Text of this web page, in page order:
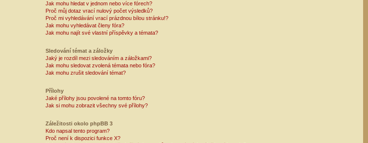
Jak mohu hledat v jednom nebo více fórech?
Proč můj dotaz vrací nulový počet výsledků?
Proč mi vyhledávání vrací prázdnou bílou stránku!?
Jak mohu vyhledávat členy fóra?
Jak mohu najít své vlastní příspěvky a témata?
Sledování témat a záložky
Jaký je rozdíl mezi sledováním a záložkami?
Jak mohu sledovat zvolená témata nebo fóra?
Jak mohu zrušit sledování témat?
Přílohy
Jaké přílohy jsou povolené na tomto fóru?
Jak si mohu zobrazit všechny své přílohy?
Záležitosti okolo phpBB 3
Kdo napsal tento program?
Proč není k dispozici funkce X?